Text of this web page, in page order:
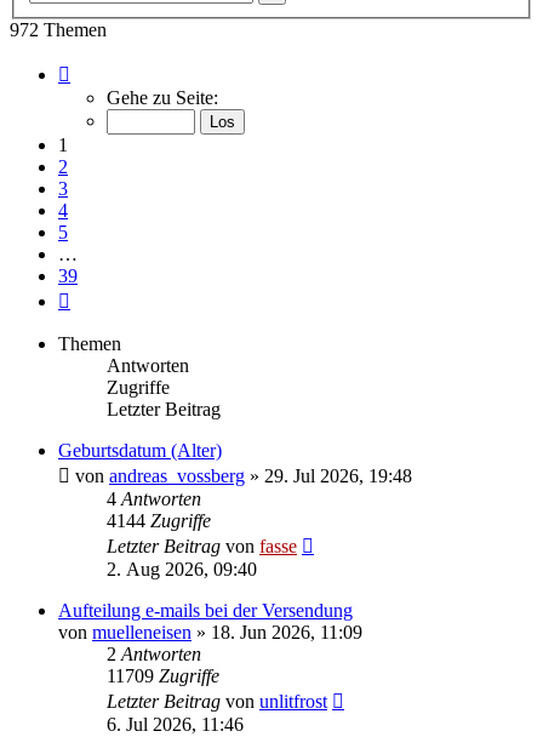
972 Themen
von
Gehe zu Seite:
1
2
3
4
5
…
39
Themen
Antworten
Zugriffe
Letzter Beitrag
Geburtsdatum (Alter)
von andreas_vossberg » 29. Jul 2026, 19:48
4 Antworten
4144 Zugriffe
Letzter Beitrag von fasse
2. Aug 2026, 09:40
Aufteilung e-mails bei der Versendung
von muelleneisen » 18. Jun 2026, 11:09
2 Antworten
11709 Zugriffe
Letzter Beitrag von unlitfrost
6. Jul 2026, 11:46